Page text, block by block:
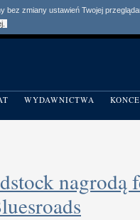
zmiany ustawień Twojej
WYDAWNICTWA
nagrodą